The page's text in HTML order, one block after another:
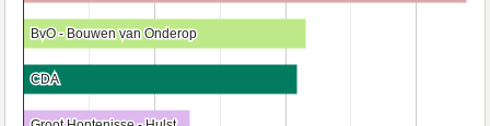
BvO - Bouwen van Onderop
BvO - Bouwen van Onderop
CDA
CDA